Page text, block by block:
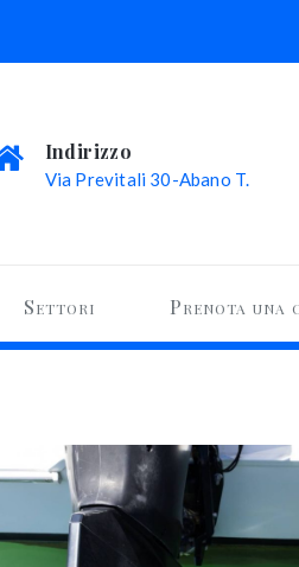
Indirizzo
Via Previtali 30-Abano T.
Settori Prenota una